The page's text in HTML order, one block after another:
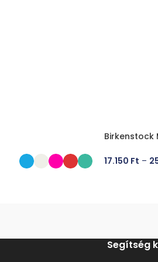
Birkenstock
17.150 Ft –
Segítség